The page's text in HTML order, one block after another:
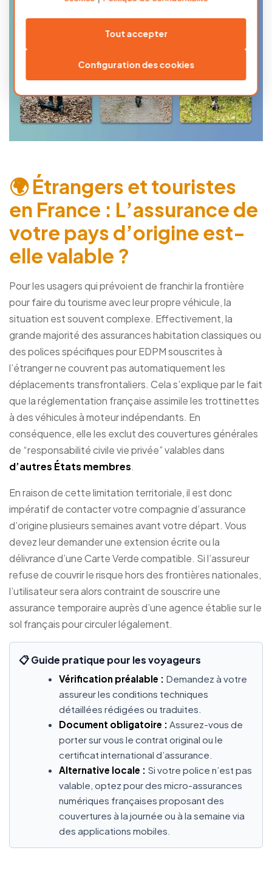
🌍 Étrangers et touristes
en France : L’assurance de
votre pays d’origine est-
elle valable ?
Pour les usagers qui prévoient de franchir la frontière
pour faire du tourisme avec leur propre véhicule, la
situation est souvent complexe. Effectivement, la
grande majorité des assurances habitation classiques ou
des polices spécifiques pour EDPM souscrites à
l’étranger ne couvrent pas automatiquement les
déplacements transfrontaliers. Cela s’explique par le fait
que la réglementation française assimile les trottinettes
à des véhicules à moteur indépendants. En
conséquence, elle les exclut des couvertures générales
de “responsabilité civile vie privée” valables dans
d’autres États membres.
En raison de cette limitation territoriale, il est donc
impératif de contacter votre compagnie d’assurance
d’origine plusieurs semaines avant votre départ. Vous
devez leur demander une extension écrite ou la
délivrance d’une Carte Verde compatible. Si l’assureur
refuse de couvrir le risque hors des frontières nationales,
l’utilisateur sera alors contraint de souscrire une
assurance temporaire auprès d’une agence établie sur le
sol français pour circuler légalement.
📋 Guide pratique pour les voyageurs
Vérification préalable : Demandez à votre
assureur les conditions techniques
détaillées rédigées ou traduites.
Document obligatoire : Assurez-vous de
porter sur vous le contrat original ou le
certificat international d’assurance.
Alternative locale : Si votre police n’est pas
valable, optez pour des micro-assurances
numériques françaises proposant des
couvertures à la journée ou à la semaine via
des applications mobiles.
Tout accepter
Configuration des cookies